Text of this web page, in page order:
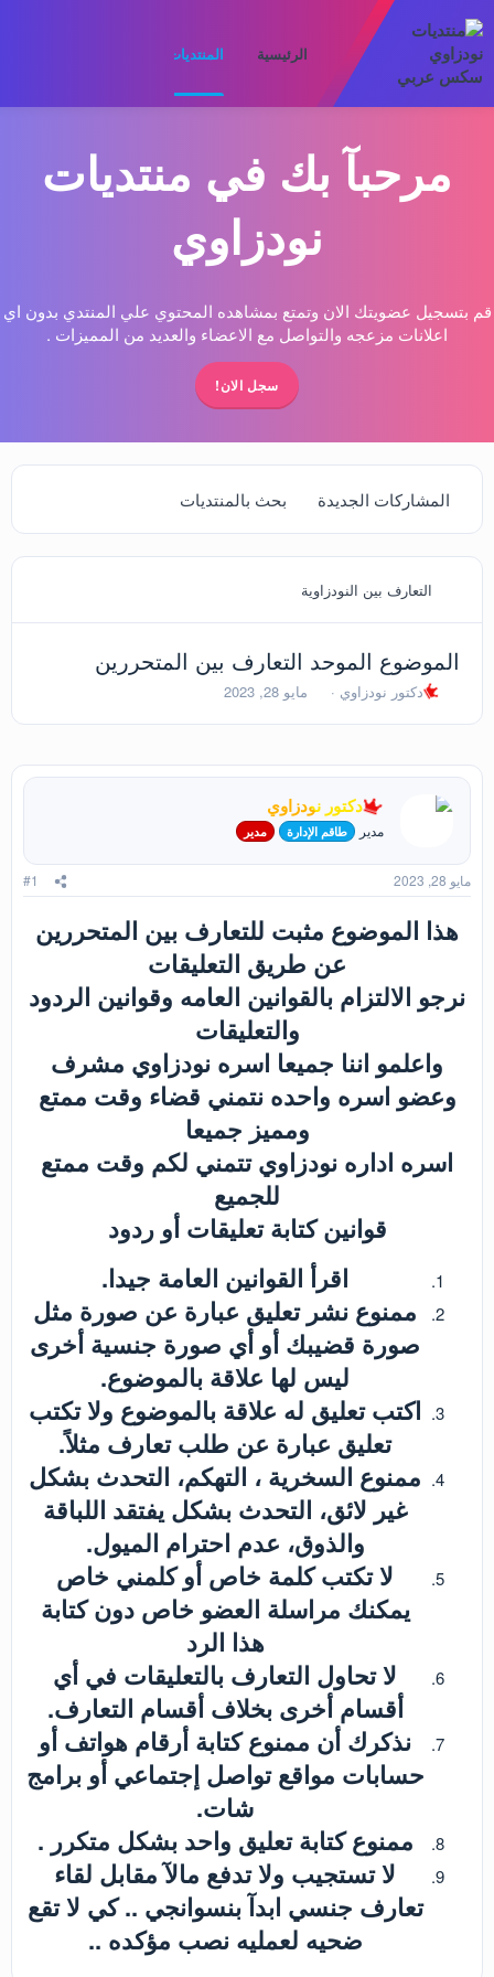
الرئيسية المنتديات
مرحبآ بك في منتديات
نودزاوي
قم بتسجيل عضويتك الان وتمتع بمشاهده المحتوي علي المنتدي بدون اي
اعلانات مزعجه والتواصل مع الاعضاء والعديد من المميزات .
سجل الان!
المشاركات الجديدة بحث بالمنتديات
التعارف بين النودزاوية
الموضوع الموحد التعارف بين المتحررين
ب
د
ا
م
و
ع
دكتور نودزاوي
ت
ر
خ
ل
ب
د
ء
مايو 28, 2023
دكتور نودزاوي
مدير طاقم الإدارة مدير
مايو 28, 2023 #1
هذا الموضوع مثبت للتعارف بين المتحررين
عن طريق التعليقات
نرجو الالتزام بالقوانين العامه وقوانين الردود
والتعليقات
واعلمو اننا جميعا اسره نودزاوي مشرف
وعضو اسره واحده نتمني قضاء وقت ممتع
ومميز جميعا
اسره اداره نودزاوي تتمني لكم وقت ممتع
للجميع
قوانين كتابة تعليقات أو ردود
اقرأ القوانين العامة جيدا.
ممنوع نشر تعليق عبارة عن صورة مثل
صورة قضيبك أو أي صورة جنسية أخرى
ليس لها علاقة بالموضوع.
اكتب تعليق له علاقة بالموضوع ولا تكتب
تعليق عبارة عن طلب تعارف مثلاً.
ممنوع السخرية ، التهكم، التحدث بشكل
غير لائق، التحدث بشكل يفتقد اللباقة
والذوق، عدم احترام الميول.
لا تكتب كلمة خاص أو كلمني خاص
يمكنك مراسلة العضو خاص دون كتابة
هذا الرد
لا تحاول التعارف بالتعليقات في أي
أقسام أخرى بخلاف أقسام التعارف.
نذكرك أن ممنوع كتابة أرقام هواتف أو
حسابات مواقع تواصل إجتماعي أو برامج
شات.
ممنوع كتابة تعليق واحد بشكل متكرر .
لا تستجيب ولا تدفع مالآ مقابل لقاء
تعارف جنسي ابدآ بنسوانجي .. كي لا تقع
ضحيه لعمليه نصب مؤكده ..